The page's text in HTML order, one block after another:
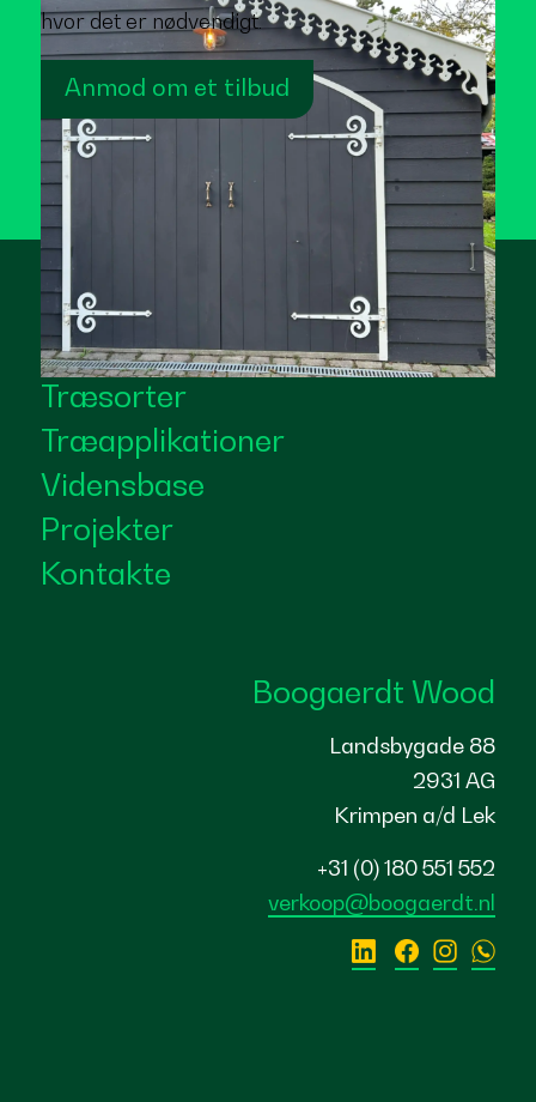
hvor det er nødvendigt.
Anmod om et tilbud
Træsorter
Træapplikationer
Vidensbase
Projekter
Kontakte
Boogaerdt Wood
Landsbygade 88
2931 AG
Krimpen a/d Lek
+31 (0) 180 551 552
verkoop@boogaerdt.nl